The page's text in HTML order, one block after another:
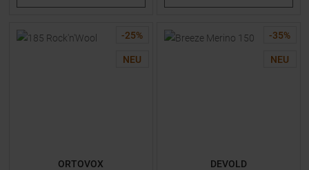
-25%
NEU
ORTOVOX
-35%
NEU
DEVOLD